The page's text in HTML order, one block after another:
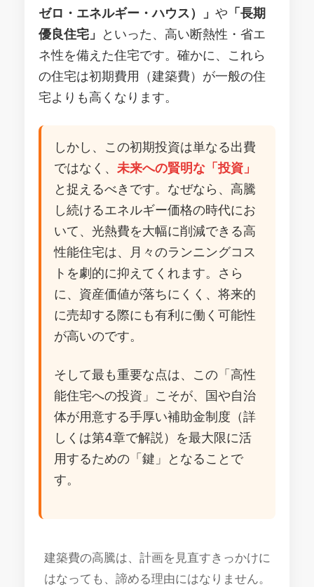
ゼロ・エネルギー・ハウス）」 や 「長期
優良住宅」
といった、高い断熱性・省エ
ネ性を備えた住宅です。確かに、これら
の住宅は初期費用（建築費）が一般の住
宅よりも高くなります。
しかし、この初期投資は単なる出費
ではなく、 未来への賢明な「投資」
と捉えるべきです。なぜなら、高騰
し続けるエネルギー価格の時代にお
いて、光熱費を大幅に削減できる高
性能住宅は、月々のランニングコス
トを劇的に抑えてくれます。さら
に、資産価値が落ちにくく、将来的
に売却する際にも有利に働く可能性
が高いのです。
そして最も重要な点は、この「高性
能住宅への投資」こそが、国や自治
体が用意する手厚い補助金制度（詳
しくは第4章で解説）を最大限に活
用するための「鍵」となることで
す。
建築費の高騰は、計画を見直すきっかけに
はなっても、諦める理由にはなりません。